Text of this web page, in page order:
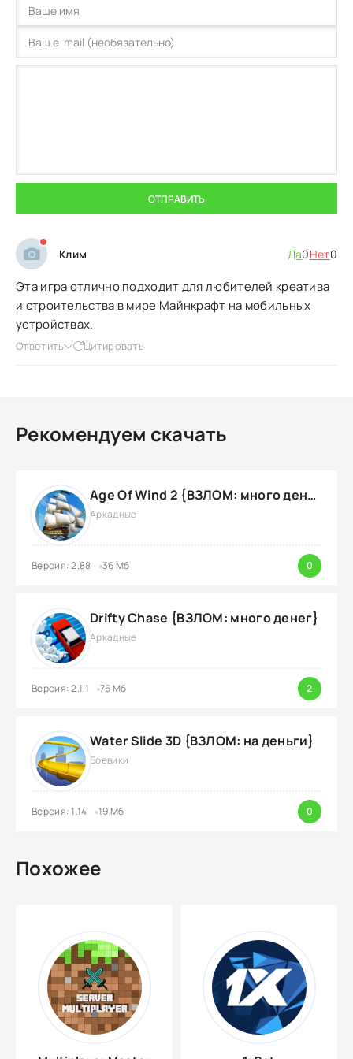
ОТПРАВИТЬ
Клим Да0Нет0
Эта игра отлично подходит для любителей креатива
и строительства в мире Майнкрафт на мобильных
устройствах.
Ответить Цитировать
Рекомендуем скачать
Age Of Wind 2 {ВЗЛОМ: много денег}
Аркадные
Версия: 2.88 36 Мб 0
Drifty Chase {ВЗЛОМ: много денег}
Аркадные
Версия: 2.1.1 76 Мб 2
Water Slide 3D {ВЗЛОМ: на деньги}
Боевики
Версия: 1.14 19 Мб 0
Похожее